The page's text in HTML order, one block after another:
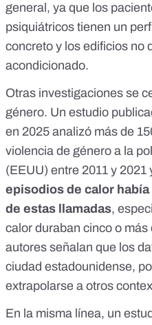
general, ya que los
psiquiátricos tienen un
concreto y los edificios no
acondicionado.
Otras investigaciones se
género. Un estudio
en 2025 analizó más de
violencia de género a la
(EEUU) entre 2011 y 2021
episodios de calor
de estas llamadas,
calor duraban cinco o
autores señalan que los
ciudad estadounidense,
extrapolarse a otros
En la misma línea, un